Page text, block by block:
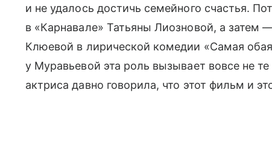
и не удалось достичь семейного счастья.
в «Карнавале» Татьяны Лиозновой, а
Клюевой в лирической комедии «Самая
у Муравьевой эта роль вызывает вовсе не
актриса давно говорила, что этот фильм и